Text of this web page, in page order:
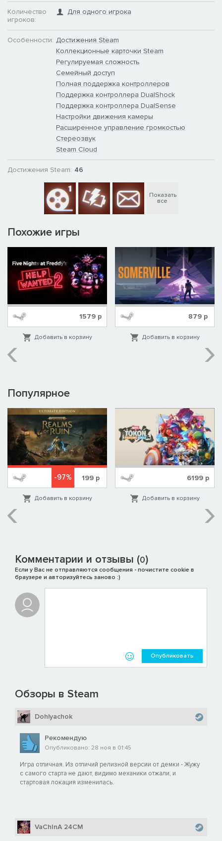
Количество
игроков:
Для одного игрока
Особенности: Достижения Steam
Коллекционные карточки Steam
Регулируемая сложность
Семейный доступ
Полная поддержка контроллеров
Поддержка контроллера DualShock
Поддержка контроллера DualSense
Настройки движения камеры
Расширенное управление громкостью
Стереозвук
Steam Cloud
Достижения Steam: 46
Показать
все
Похожие игры
1579 р
Добавить в корзину
879 р
Добавить в корзину
Популярное
-97% 199р
Добавить в корзину
6199 р
Добавить в корзину
Комментарии и отзывы (0)
Если у Вас не отправляются сообщения - почистите cookie в
браузере и авторизуйтесь заново :)
Опубликовать
Обзоры в Steam
Dohlyachok
Рекомендую
Опубликовано: 28 ноя в 01:45
Игра отличная. Из отличий релизной версии от демки - Жужу
с самого старта не дают, видимо механики отжали, и
стартовая локация изменилась.
VaChInA 24CM